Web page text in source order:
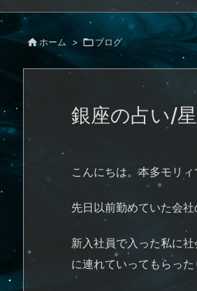
ホーム > ブログ
銀座の占い/
こんにちは。本多モリィ
先日以前勤めていた会社
新入社員で入った私に
に連れていってもらっ